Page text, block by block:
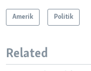
Amerik Politik
Related